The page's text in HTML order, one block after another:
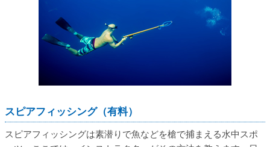
スピアフィッシング（有料）
スピアフィッシングは素潜りで魚などを槍で捕まえる水中スポ